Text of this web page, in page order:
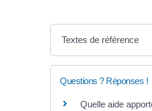
Textes de référence
Questions ? Réponses !
Quelle aide